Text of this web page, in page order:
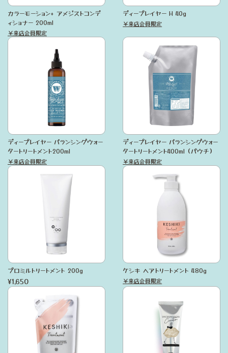
カラーモーション+ アメジストコンデ
ィショナー 200ml
￥来店会員限定
ディープレイヤー H 40g
￥来店会員限定
ディープレイヤー バランシングウォー
タートリートメント200ml
￥来店会員限定
ディープレイヤー バランシングウォー
タートリートメント400ml（パウチ）
￥来店会員限定
プロミルトリートメント 200g
¥1,650
ケシキ ヘアトリートメント 480g
￥来店会員限定